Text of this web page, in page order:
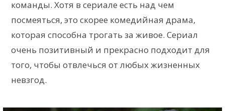
команды. Хотя в сериале есть над чем
посмеяться, это скорее комедийная драма,
которая способна трогать за живое. Сериал
очень позитивный и прекрасно подходит для
того, чтобы отвлечься от любых жизненных
невзгод.